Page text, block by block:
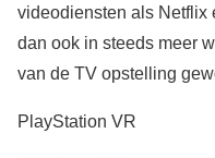
videodiensten als Netflix
dan ook in steeds meer
van de TV opstelling
PlayStation VR